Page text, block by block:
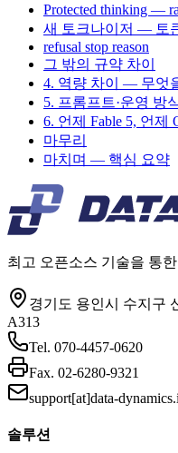
Protected thinking —
새 토크나이저 — 토
refusal stop reason
그 밖의 규약 차이
4. 역량 차이 — 무엇
5. 프롬프트·운영 방
6. 언제 Fable 5, 언제
마무리
마치며 — 핵심 요약
최고 오픈소스 기술을 통
경기도 용인시 수지구
A313
Tel. 070-4457-0620
Fax. 02-6280-9321
support[at]data-
솔루션